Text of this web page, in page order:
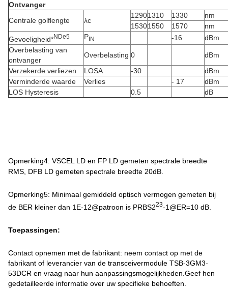
Ontvanger
Centrale golflengte
λc
12901310 1330
nm
15301550 1570
nm
Gevoeligheid*NDe5 PIN -16
dBm
Overbelasting van
ontvanger
Overbelasting 0
dBm
Verzekerde verliezen
LOSA -30
dBm
Verminderde waarde
Verlies - 17
dBm
LOS Hysteresis
0.5 dB
Opmerking4: VSCEL LD en FP LD gemeten spectrale breedte
RMS, DFB LD gemeten spectrale breedte 20dB.
Opmerking5: Minimaal gemiddeld optisch vermogen gemeten bij
de BER kleiner dan 1E-12@patroon is PRBS223-1@ER=10 dB.
Toepassingen:
Contact opnemen met de fabrikant: neem contact op met de
fabrikant of leverancier van de transceivermodule TSB-3GM3-
53DCR en vraag naar hun aanpassingsmogelijkheden.Geef hen
gedetailleerde informatie over uw specifieke behoeften.